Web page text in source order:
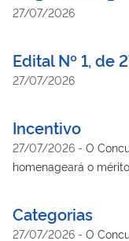
27/07/2026
Edital Nº 1, de
27/07/2026
Incentivo
27/07/2026 - O
homenageará o
Categorias
27/07/2026 - O